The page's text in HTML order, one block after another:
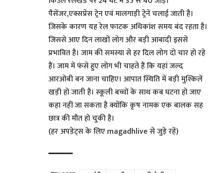
पैसेंजर,एक्सप्रेस ट्रेन एवं मालगाड़ी ट्रेनें चलाई जाती है।
जिसके कारण यह रेल फाटक अधिकांश समय बंद रहता है।
जिससे आए दिन लाखों लोग और बड़ी आबादी इससे
प्रभावित है। जाम की समस्या से हर दिल लोग दो चार हो रहे
हैं। जाम में फंसे हुए लोग भी चाहते हैं कि यहां जल्द
आरओबी बन जाना चाहिए। आपात स्थिति में बड़ी मुश्किलें
खड़ी हो जाती है। स्कूली बच्चों के साथ कब घटना हो जाए
कहा नहीं जा सकता है क्योंकि कृष नामक एक बालक सह
छात्र की मौत हो चुकी है।
(हर अपडेट्स के लिए magadhlive से जुड़े रहें)